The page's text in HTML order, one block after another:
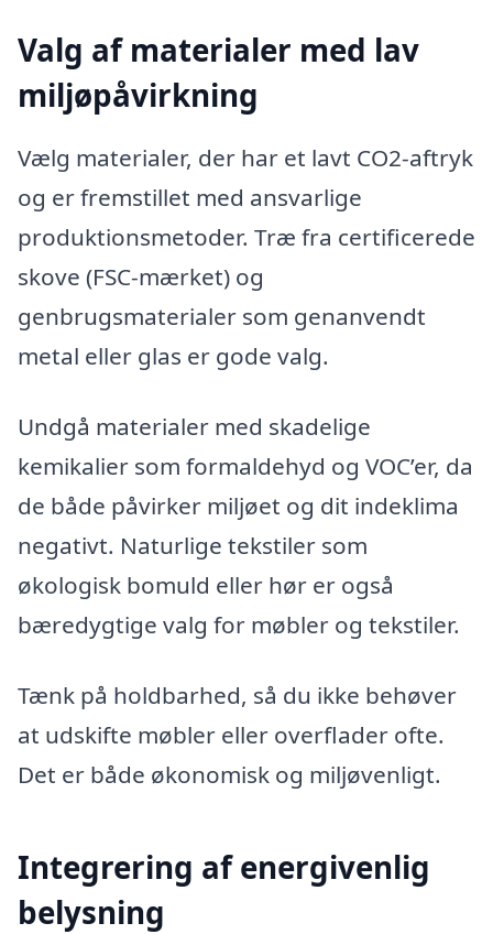
Valg af materialer med lav
miljøpåvirkning
Vælg materialer, der har et lavt CO2-aftryk
og er fremstillet med ansvarlige
produktionsmetoder. Træ fra certificerede
skove (FSC-mærket) og
genbrugsmaterialer som genanvendt
metal eller glas er gode valg.
Undgå materialer med skadelige
kemikalier som formaldehyd og VOC’er, da
de både påvirker miljøet og dit indeklima
negativt. Naturlige tekstiler som
økologisk bomuld eller hør er også
bæredygtige valg for møbler og tekstiler.
Tænk på holdbarhed, så du ikke behøver
at udskifte møbler eller overflader ofte.
Det er både økonomisk og miljøvenligt.
Integrering af energivenlig
belysning